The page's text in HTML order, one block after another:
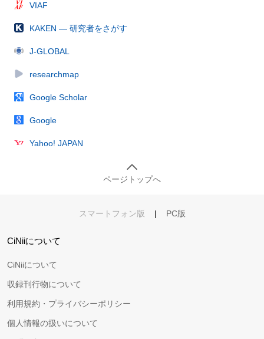
VIAF
KAKEN — 研究者をさがす
J-GLOBAL
researchmap
Google Scholar
Google
Yahoo! JAPAN
ページトップへ
スマートフォン版 | PC版
CiNiiについて
CiNiiについて
収録刊行物について
利用規約・プライバシーポリシー
個人情報の扱いについて